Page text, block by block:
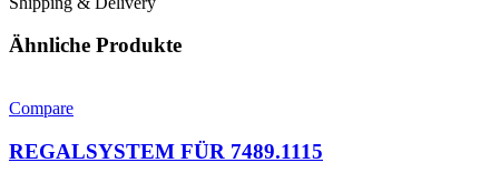
Ähnliche Produkte
Compare
REGALSYSTEM FÜR 7489.1115